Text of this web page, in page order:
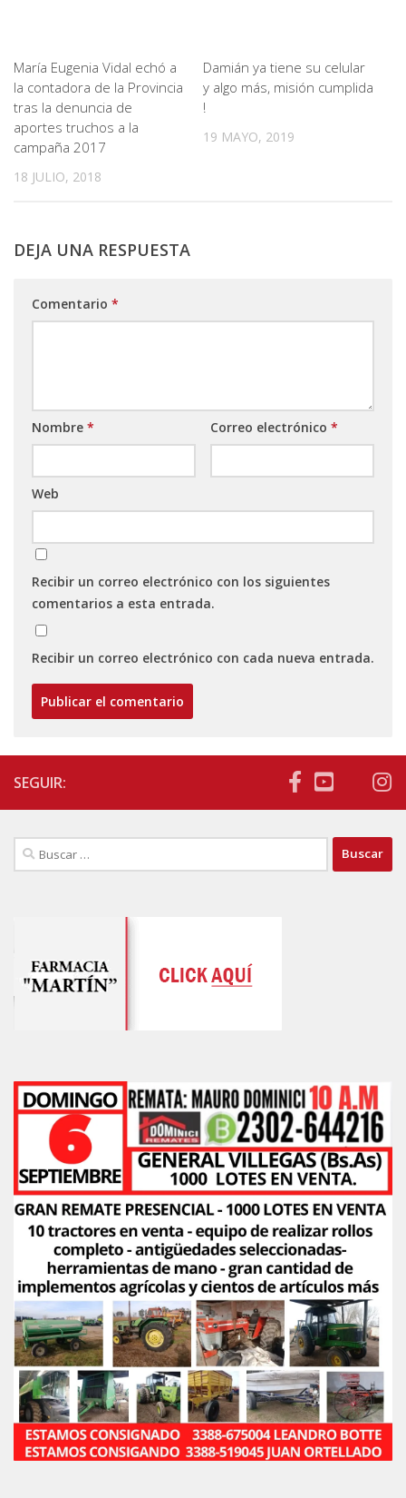
María Eugenia Vidal echó a
la contadora de la Provincia
tras la denuncia de
aportes truchos a la
campaña 2017
18 JULIO, 2018
Damián ya tiene su celular
y algo más, misión cumplida
!
19 MAYO, 2019
DEJA UNA RESPUESTA
Comentario *
Nombre * Correo electrónico *
Web
Recibir un correo electrónico con los siguientes
comentarios a esta entrada.
Recibir un correo electrónico con cada nueva entrada.
SEGUIR:
Buscar: